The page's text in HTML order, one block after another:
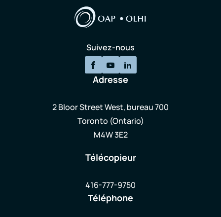
Suivez-nous
Adresse
2 Bloor Street West, bureau 700
Toronto (Ontario)
M4W 3E2
Télécopieur
416-777-9750
Téléphone